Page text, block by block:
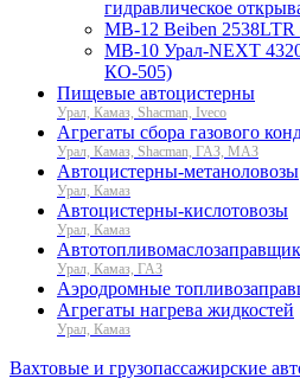
гидравлическое
МВ-12 Beiben
МВ-10 Урал-NEXT
КО-505)
Пищевые автоцистерны
Урал, Камаз, Shacman, Iveco
Агрегаты сбора газового
Урал, Камаз, Shacman, ГАЗ, МАЗ
Автоцистерны-метаноловозы
Урал, Камаз
Автоцистерны-кислотовозы
Урал, Камаз
Урал, Камаз, ГАЗ
Аэродромные
Агрегаты нагрева жидкостей
Урал, Камаз
Вахтовые и грузопассажирские